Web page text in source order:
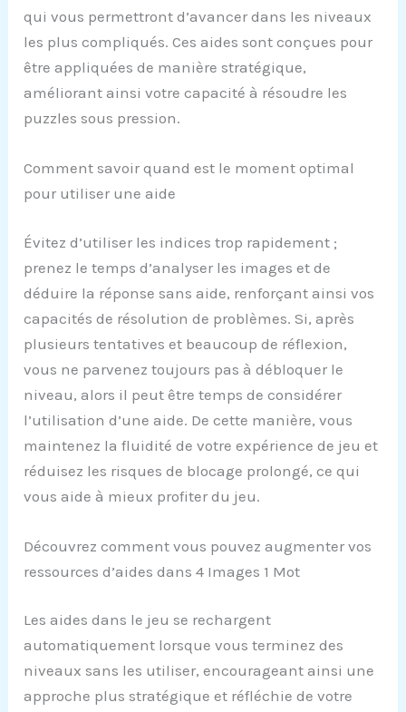
qui vous permettront d’avancer dans les niveaux
les plus compliqués. Ces aides sont conçues pour
être appliquées de manière stratégique,
améliorant ainsi votre capacité à résoudre les
puzzles sous pression.
Comment savoir quand est le moment optimal
pour utiliser une aide
Évitez d’utiliser les indices trop rapidement ;
prenez le temps d’analyser les images et de
déduire la réponse sans aide, renforçant ainsi vos
capacités de résolution de problèmes. Si, après
plusieurs tentatives et beaucoup de réflexion,
vous ne parvenez toujours pas à débloquer le
niveau, alors il peut être temps de considérer
l’utilisation d’une aide. De cette manière, vous
maintenez la fluidité de votre expérience de jeu et
réduisez les risques de blocage prolongé, ce qui
vous aide à mieux profiter du jeu.
Découvrez comment vous pouvez augmenter vos
ressources d’aides dans 4 Images 1 Mot
Les aides dans le jeu se rechargent
automatiquement lorsque vous terminez des
niveaux sans les utiliser, encourageant ainsi une
approche plus stratégique et réfléchie de votre